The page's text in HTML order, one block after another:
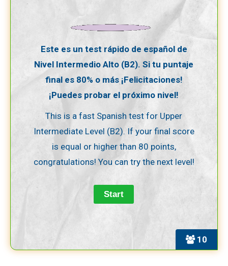
10
Este es un test rápido de español de
Nivel Intermedio Alto (B2). Si tu puntaje
final es 80% o más ¡Felicitaciones!
¡Puedes probar el próximo nivel!
This is a fast Spanish test for Upper
Intermediate Level (B2). If your final score
is equal or higher than 80 points,
congratulations! You can try the next level!